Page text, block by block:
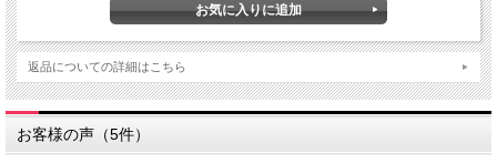
返品についての詳細はこちら
お客様の声（5件）